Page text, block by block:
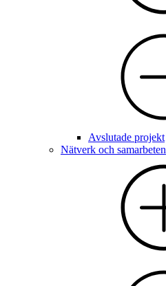
Avslutade projekt
Nätverk och samarbeten